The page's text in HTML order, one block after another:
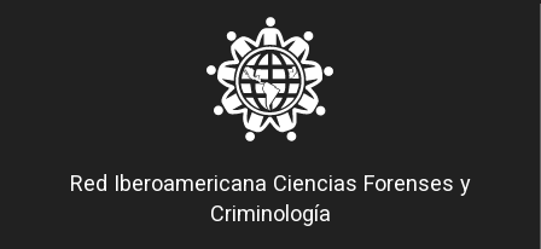
Red Iberoamericana Ciencias Forenses y
Criminología